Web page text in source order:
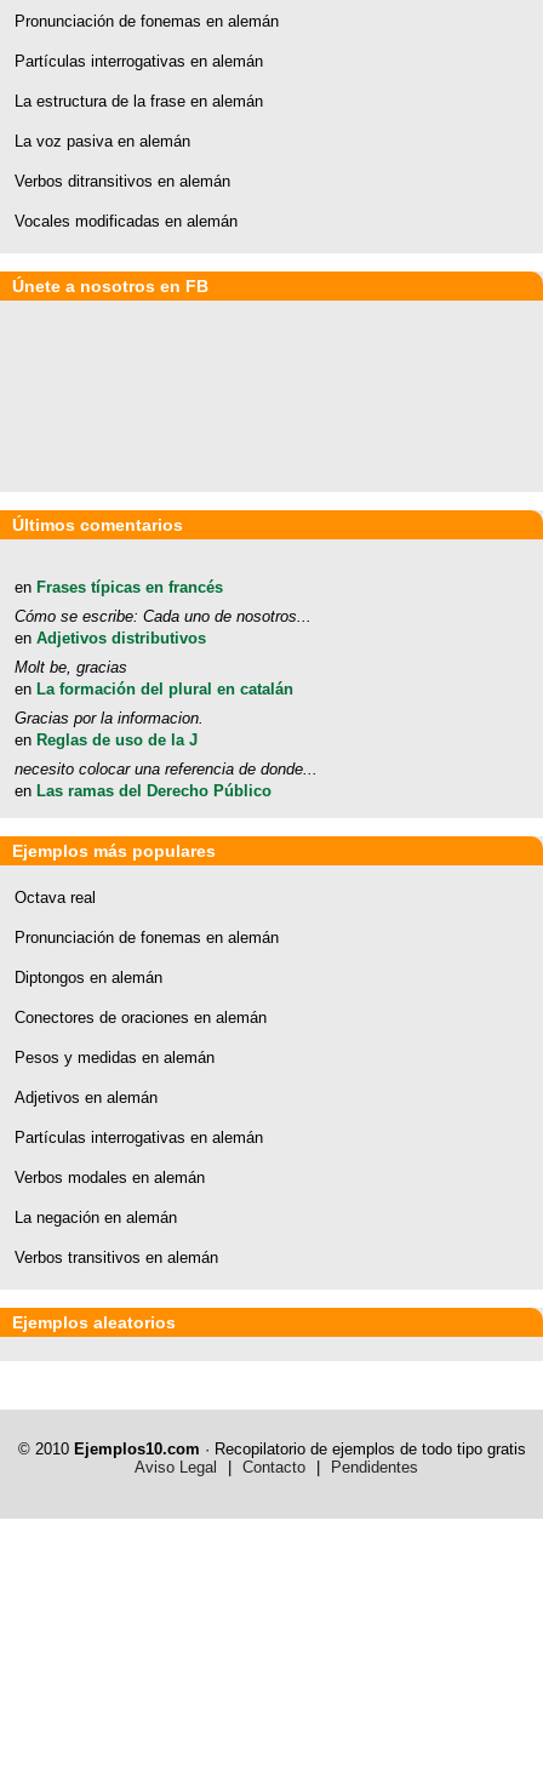
Pronunciación de fonemas en alemán
Partículas interrogativas en alemán
La estructura de la frase en alemán
La voz pasiva en alemán
Verbos ditransitivos en alemán
Vocales modificadas en alemán
Únete a nosotros en FB
Últimos comentarios
en Frases típicas en francés
Cómo se escribe: Cada uno de nosotros...
en Adjetivos distributivos
Molt be, gracias
en La formación del plural en catalán
Gracias por la informacion.
en Reglas de uso de la J
necesito colocar una referencia de donde...
en Las ramas del Derecho Público
Ejemplos más populares
Octava real
Pronunciación de fonemas en alemán
Diptongos en alemán
Conectores de oraciones en alemán
Pesos y medidas en alemán
Adjetivos en alemán
Partículas interrogativas en alemán
Verbos modales en alemán
La negación en alemán
Verbos transitivos en alemán
Ejemplos aleatorios
© 2010 Ejemplos10.com · Recopilatorio de ejemplos de todo tipo gratis
Aviso Legal
Contacto Pendidentes